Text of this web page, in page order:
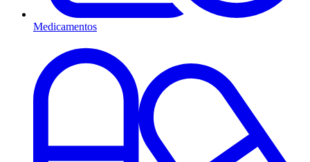
Medicamentos